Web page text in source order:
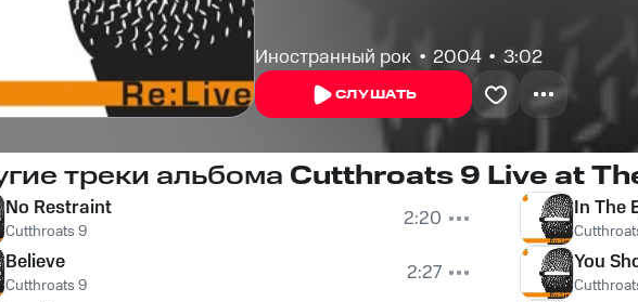
Иностранный рок 2004 3:02
СЛУШАТЬ
треки альбома Cutthroats 9 Live at
No Restraint
Cutthroats 9
2:20
Believe
Cutthroats 9
2:27
In The
You